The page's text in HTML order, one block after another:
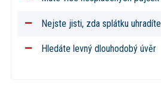
Nejste jisti, zda splátku uhradíte
Hledáte levný dlouhodobý úvěr